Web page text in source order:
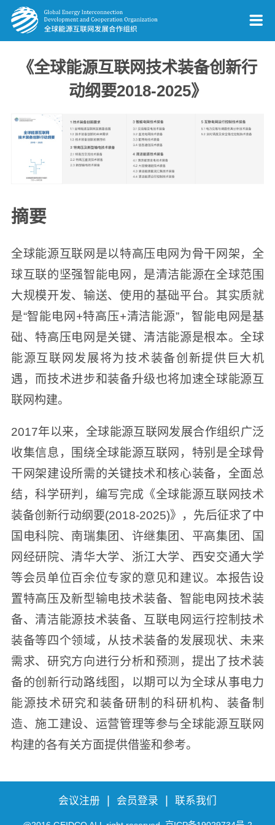
《全球能源互联网技术装备创新行
动纲要2018-2025》
摘要
全球能源互联网是以特高压电网为骨干网架，全
球互联的坚强智能电网，是清洁能源在全球范围
大规模开发、输送、使用的基础平台。其实质就
是“智能电网+特高压+清洁能源”，智能电网是基
础、特高压电网是关键、清洁能源是根本。全球
能源互联网发展将为技术装备创新提供巨大机
遇，而技术进步和装备升级也将加速全球能源互
联网构建。
2017年以来，全球能源互联网发展合作组织广泛
收集信息，围绕全球能源互联网，特别是全球骨
干网架建设所需的关键技术和核心装备，全面总
结，科学研判，编写完成《全球能源互联网技术
装备创新行动纲要(2018-2025)》，先后征求了中
国电科院、南瑞集团、许继集团、平高集团、国
网经研院、清华大学、浙江大学、西安交通大学
等会员单位百余位专家的意见和建议。本报告设
置特高压及新型输电技术装备、智能电网技术装
备、清洁能源技术装备、互联电网运行控制技术
装备等四个领域，从技术装备的发展现状、未来
需求、研究方向进行分析和预测，提出了技术装
备的创新行动路线图，以期可以为全球从事电力
能源技术研究和装备研制的科研机构、装备制
造、施工建设、运营管理等参与全球能源互联网
构建的各有关方面提供借鉴和参考。
会议注册 | 会员登录 | 联系我们